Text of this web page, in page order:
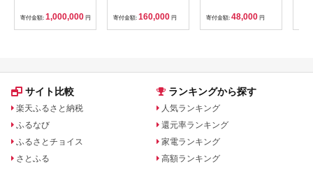
寄付金額: 1,000,000 円 寄付金額: 160,000 円 寄付金額: 48,000 円
サイト比較
楽天ふるさと納税
ふるなび
ふるさとチョイス
さとふる
ランキングから探す
人気ランキング
還元率ランキング
家電ランキング
高額ランキング